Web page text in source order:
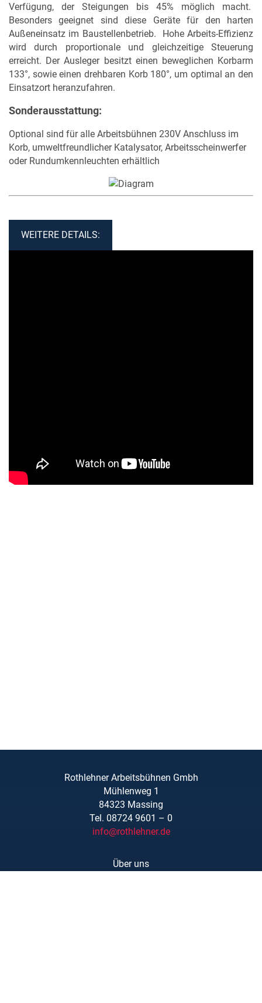
Verfügung, der Steigungen bis 45% möglich macht.
Besonders geeignet sind diese Geräte für den harten
Außeneinsatz im Baustellenbetrieb. Hohe Arbeits-Effizienz
wird durch proportionale und gleichzeitige Steuerung
erreicht. Der Ausleger besitzt einen beweglichen Korbarm
133°, sowie einen drehbaren Korb 180°, um optimal an den
Einsatzort heranzufahren.
Sonderausstattung:
Optional sind für alle Arbeitsbühnen 230V Anschluss im
Korb, umweltfreundlicher Katalysator, Arbeitsscheinwerfer
oder Rundumkennleuchten erhältlich
WEITERE DETAILS:
Rothlehner Arbeitsbühnen Gmbh
Mühlenweg 1
84323 Massing
Tel. 08724 9601 – 0
info@rothlehner.de
Über uns